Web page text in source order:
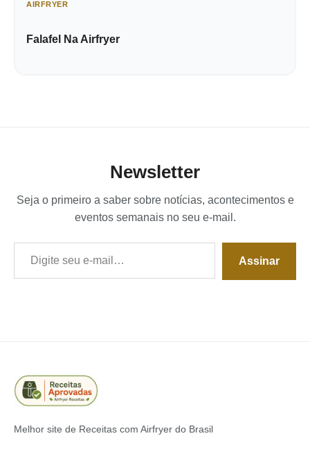
AIRFRYER
Falafel Na Airfryer
Newsletter
Seja o primeiro a saber sobre notícias, acontecimentos e
eventos semanais no seu e-mail.
Digite seu e-mail…
Assinar
Melhor site de Receitas com Airfryer do Brasil